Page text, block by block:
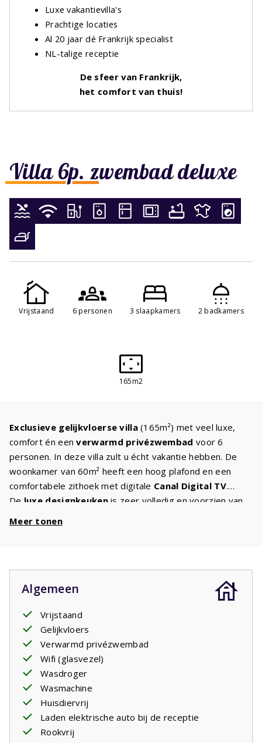
Villa 6p. zwembad deluxe
Vrijstaand 6 personen 3 slaapkamers 2 badkamers
165m2
Exclusieve gelijkvloerse villa(165m²) met veel luxe,
comfort én eenverwarmd privézwembad voor 6
personen. In deze villa zult u écht vakantie hebben. De
woonkamer van 60m² heeft een hoog plafond en een
comfortabele zithoek met digitale Canal Digital TV.
De luxe designkeukenis zeer volledig en voorzien van
terras. Er zijn twee badkamers, een badkamer met
inloopdouche,ligbad
badkamer met een douche en wastafel. Er is een apart
toilet. Door de grote openslaande deuren komt u op
eenoverdekte veranda
500m2 met veelprivacy.
Uw verblijf is inclusief opgemaakte bedden.
Privézwembad open: 18/4/2026 - 26/9/2026
Meer tonen
Algemeen
Vrijstaand
Gelijkvloers
Verwarmd privézwembad
Wifi (glasvezel)
Wasdroger
Wasmachine
Huisdiervrij
Laden elektrische auto bij de receptie
Rookvrij
Luxe vakantievilla's
Prachtige locaties
Al 20 jaar dé Frankrijk specialist
NL-talige receptie
De sfeer van Frankrijk,
het comfort van thuis!